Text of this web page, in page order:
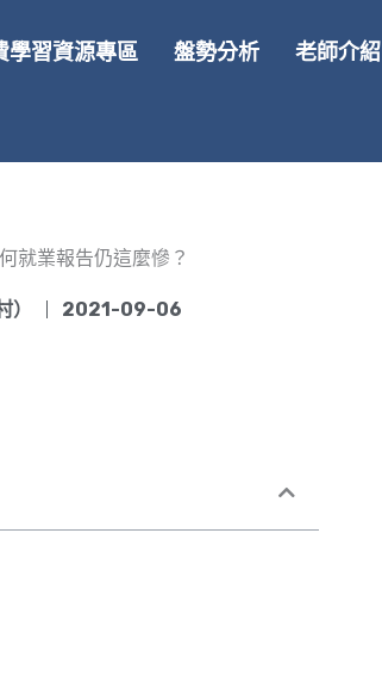
學習資源專區 盤勢分析 老師介紹
就業報告仍這麼慘？
2021-09-06